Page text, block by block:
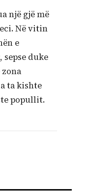
një gjë më
Në vitin
e
duke
ta kishte
popullit.